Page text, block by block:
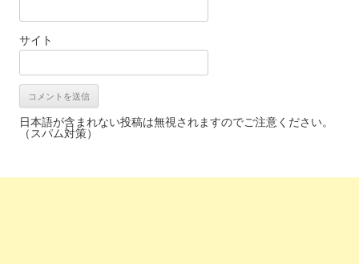
サイト
日本語が含まれない投稿は無視されますのでご注意ください。
（スパム対策）